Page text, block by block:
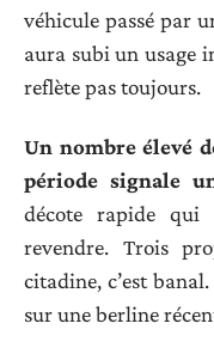
véhicule passé par
aura subi un usage
reflète pas toujours.
Un nombre élevé
période signale
décote rapide qui
revendre. Trois
citadine, c’est
sur une berline